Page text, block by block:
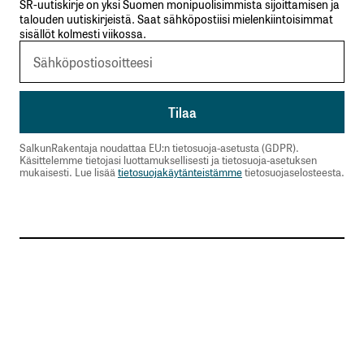
talouden uutiskirjeistä. Saat sähköpostiisi mielenkiintoisimmat
sisällöt kolmesti viikossa.
SalkunRakentaja noudattaa EU:n tietosuoja-asetusta (GDPR).
Käsittelemme tietojasi luottamuksellisesti ja tietosuoja-asetuksen
mukaisesti. Lue lisää tietosuojakäytänteistämmetietosuojaselosteesta.